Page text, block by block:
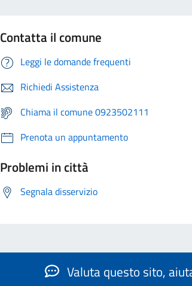
Contatta il comune
Leggi le domande frequenti
Richiedi Assistenza
Chiama il comune 0923502111
Prenota un appuntamento
Problemi in città
Segnala disservizio
Valuta questo sito,